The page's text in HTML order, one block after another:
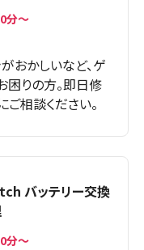
分〜
おかしいなど、ゲ
困りの方。即日修
相談ください。
バッテリー交換
分〜